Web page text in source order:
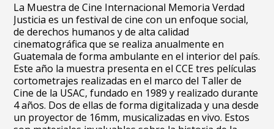
La Muestra de Cine Internacional Memoria Verdad
Justicia es un festival de cine con un enfoque social,
de derechos humanos y de alta calidad
cinematográfica que se realiza anualmente en
Guatemala de forma ambulante en el interior del país.
Este año la muestra presenta en el CCE tres películas
cortometrajes realizadas en el marco del Taller de
Cine de la USAC, fundado en 1989 y realizado durante
4 años. Dos de ellas de forma digitalizada y una desde
un proyector de 16mm, musicalizadas en vivo. Estos